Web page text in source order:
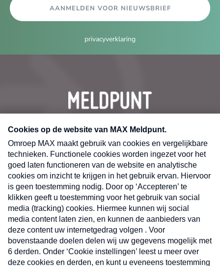
AANMELDEN VOOR NIEUWSBRIEF
privacyverklaring
CONTACT
Volg ons op
X
Nieuwsbrief